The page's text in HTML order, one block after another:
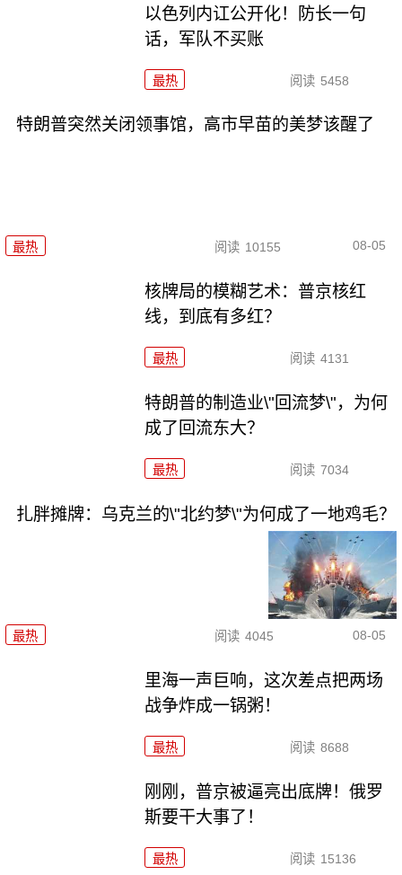
以色列内讧公开化！防长一句
话，军队不买账
最热 阅读 5458
特朗普突然关闭领事馆，高市早苗的美梦该醒了
最热 阅读 10155 08-05
核牌局的模糊艺术：普京核红
线，到底有多红？
最热 阅读 4131
特朗普的制造业\"回流梦\"，为何
成了回流东大？
最热 阅读 7034
扎胖摊牌：乌克兰的\"北约梦\"为何成了一地鸡毛？
最热 阅读 4045 08-05
里海一声巨响，这次差点把两场
战争炸成一锅粥！
最热 阅读 8688
刚刚，普京被逼亮出底牌！俄罗
斯要干大事了！
最热 阅读 15136